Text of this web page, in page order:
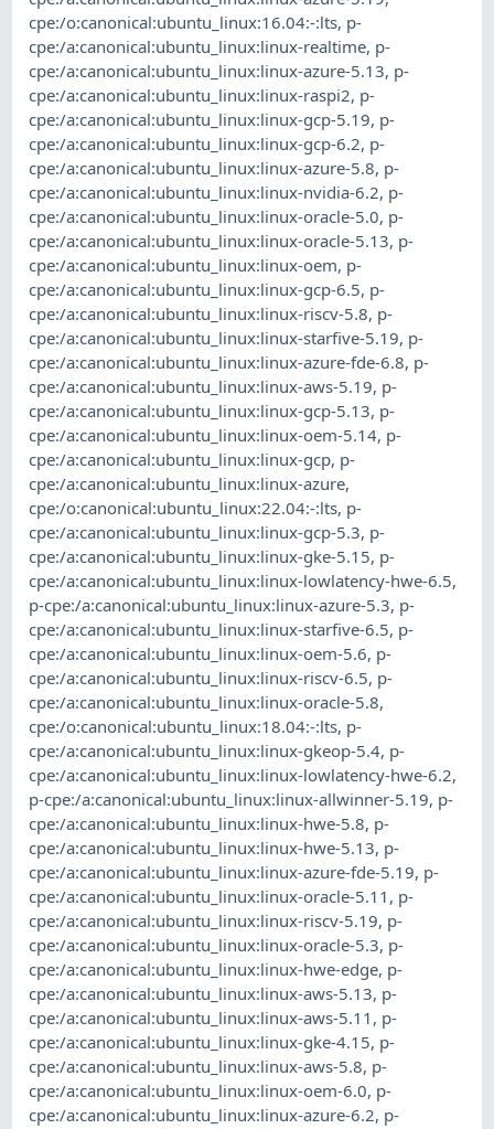
cpe:/o:canonical:ubuntu_linux:16.04:-:lts, p-
cpe:/a:canonical:ubuntu_linux:linux-realtime, p-
cpe:/a:canonical:ubuntu_linux:linux-azure-5.13, p-
cpe:/a:canonical:ubuntu_linux:linux-raspi2, p-
cpe:/a:canonical:ubuntu_linux:linux-gcp-5.19, p-
cpe:/a:canonical:ubuntu_linux:linux-gcp-6.2, p-
cpe:/a:canonical:ubuntu_linux:linux-azure-5.8, p-
cpe:/a:canonical:ubuntu_linux:linux-nvidia-6.2, p-
cpe:/a:canonical:ubuntu_linux:linux-oracle-5.0, p-
cpe:/a:canonical:ubuntu_linux:linux-oracle-5.13, p-
cpe:/a:canonical:ubuntu_linux:linux-oem, p-
cpe:/a:canonical:ubuntu_linux:linux-gcp-6.5, p-
cpe:/a:canonical:ubuntu_linux:linux-riscv-5.8, p-
cpe:/a:canonical:ubuntu_linux:linux-starfive-5.19, p-
cpe:/a:canonical:ubuntu_linux:linux-azure-fde-6.8, p-
cpe:/a:canonical:ubuntu_linux:linux-aws-5.19, p-
cpe:/a:canonical:ubuntu_linux:linux-gcp-5.13, p-
cpe:/a:canonical:ubuntu_linux:linux-oem-5.14, p-
cpe:/a:canonical:ubuntu_linux:linux-gcp, p-
cpe:/a:canonical:ubuntu_linux:linux-azure,
cpe:/o:canonical:ubuntu_linux:22.04:-:lts, p-
cpe:/a:canonical:ubuntu_linux:linux-gcp-5.3, p-
cpe:/a:canonical:ubuntu_linux:linux-gke-5.15, p-
cpe:/a:canonical:ubuntu_linux:linux-lowlatency-hwe-6.5,
p-cpe:/a:canonical:ubuntu_linux:linux-azure-5.3, p-
cpe:/a:canonical:ubuntu_linux:linux-starfive-6.5, p-
cpe:/a:canonical:ubuntu_linux:linux-oem-5.6, p-
cpe:/a:canonical:ubuntu_linux:linux-riscv-6.5, p-
cpe:/a:canonical:ubuntu_linux:linux-oracle-5.8,
cpe:/o:canonical:ubuntu_linux:18.04:-:lts, p-
cpe:/a:canonical:ubuntu_linux:linux-gkeop-5.4, p-
cpe:/a:canonical:ubuntu_linux:linux-lowlatency-hwe-6.2,
p-cpe:/a:canonical:ubuntu_linux:linux-allwinner-5.19, p-
cpe:/a:canonical:ubuntu_linux:linux-hwe-5.8, p-
cpe:/a:canonical:ubuntu_linux:linux-hwe-5.13, p-
cpe:/a:canonical:ubuntu_linux:linux-azure-fde-5.19, p-
cpe:/a:canonical:ubuntu_linux:linux-oracle-5.11 , p-
cpe:/a:canonical:ubuntu_linux:linux-riscv-5.19, p-
cpe:/a:canonical:ubuntu_linux:linux-oracle-5.3, p-
cpe:/a:canonical:ubuntu_linux:linux-hwe-edge, p-
cpe:/a:canonical:ubuntu_linux:linux-aws-5.13, p-
cpe:/a:canonical:ubuntu_linux:linux-aws-5.11 , p-
cpe:/a:canonical:ubuntu_linux:linux-gke-4.15, p-
cpe:/a:canonical:ubuntu_linux:linux-aws-5.8, p-
cpe:/a:canonical:ubuntu_linux:linux-oem-6.0, p-
cpe:/a:canonical:ubuntu_linux:linux-azure-6.2, p-